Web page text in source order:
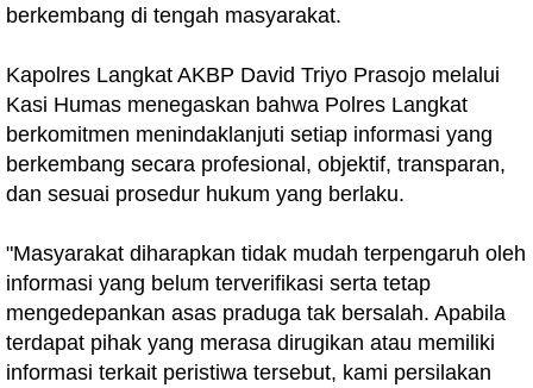
berkembang di tengah masyarakat.
Kapolres Langkat AKBP David Triyo Prasojo melalui
Kasi Humas menegaskan bahwa Polres Langkat
berkomitmen menindaklanjuti setiap informasi yang
berkembang secara profesional, objektif, transparan,
dan sesuai prosedur hukum yang berlaku.
"Masyarakat diharapkan tidak mudah terpengaruh oleh
informasi yang belum terverifikasi serta tetap
mengedepankan asas praduga tak bersalah. Apabila
terdapat pihak yang merasa dirugikan atau memiliki
informasi terkait peristiwa tersebut, kami persilakan